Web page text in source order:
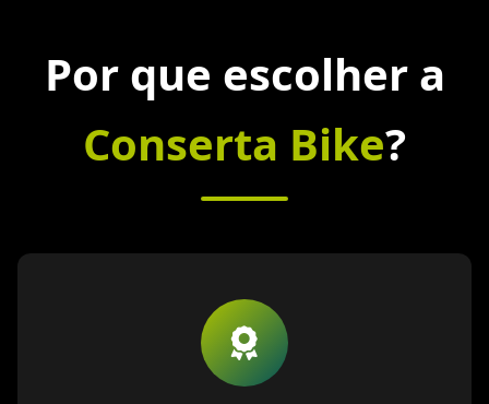
Por que escolher a
Conserta Bike?